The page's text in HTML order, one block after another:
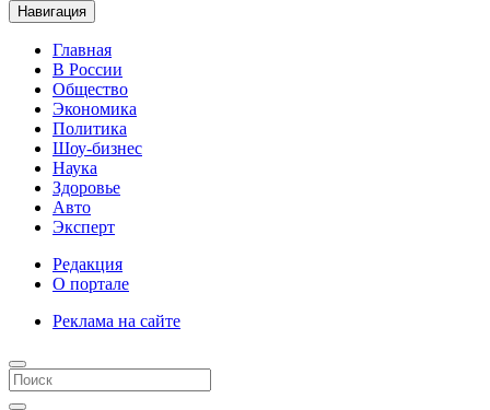
Навигация
Главная
В России
Общество
Экономика
Политика
Шоу-бизнес
Наука
Здоровье
Авто
Эксперт
Редакция
О портале
Реклама на сайте